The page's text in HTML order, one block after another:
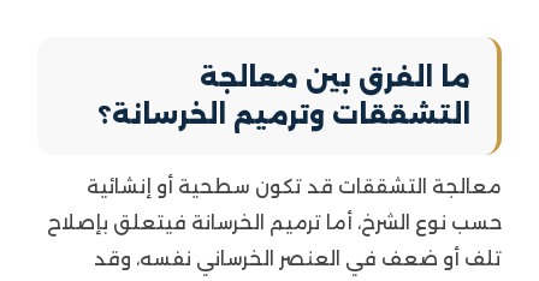
ما الفرق بين معالجة
التشققات وترميم الخرسانة؟
معالجة التشققات قد تكون سطحية أو إنشائية
حسب نوع الشرخ، أما ترميم الخرسانة فيتعلق بإصلاح
تلف أو ضعف في العنصر الخرساني نفسه، وقد